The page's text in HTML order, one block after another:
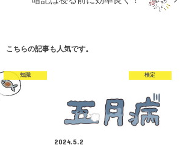
こちらの記事も人気です。
知識 検定
2024.5.2